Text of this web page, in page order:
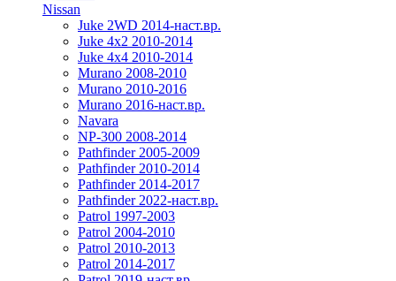
Nissan
Juke 2WD 2014-наст.вр.
Juke 4x2 2010-2014
Juke 4x4 2010-2014
Murano 2008-2010
Murano 2010-2016
Murano 2016-наст.вр.
Navara
NP-300 2008-2014
Pathfinder 2005-2009
Pathfinder 2010-2014
Pathfinder 2014-2017
Pathfinder 2022-наст.вр.
Patrol 1997-2003
Patrol 2004-2010
Patrol 2010-2013
Patrol 2014-2017